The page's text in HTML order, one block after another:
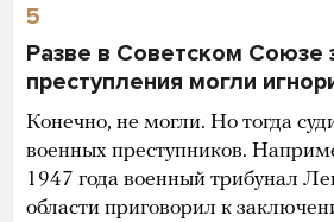
5
Разве в Советском Союзе
преступления могли
Конечно, не могли. Но тогда
военных преступников.
1947 года военный трибунал
области приговорил к